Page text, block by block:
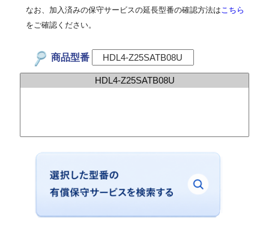
なお、加入済みの保守サービスの延長型番の確認方法は こちら
をご確認ください。
商品型番